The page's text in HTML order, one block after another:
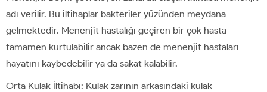
adı verilir. Bu iltihaplar bakteriler yüzünden meydana
gelmektedir. Menenjit hastalığı geçiren bir çok hasta
tamamen kurtulabilir ancak bazen de menenjit hastaları
hayatını kaybedebilir ya da sakat kalabilir.
Orta Kulak İltihabı: Kulak zarının arkasındaki kulak